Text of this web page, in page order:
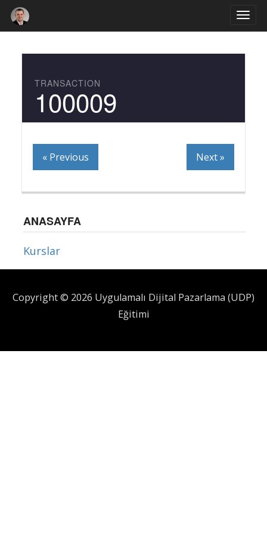
TRANSACTION
100009
« Previous Next »
ANASAYFA
Kurslar
Copyright © 2026 Uygulamalı Dijital Pazarlama (UDP)
Eğitimi